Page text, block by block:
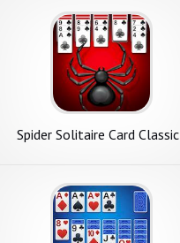
Spider Solitaire Card Classic